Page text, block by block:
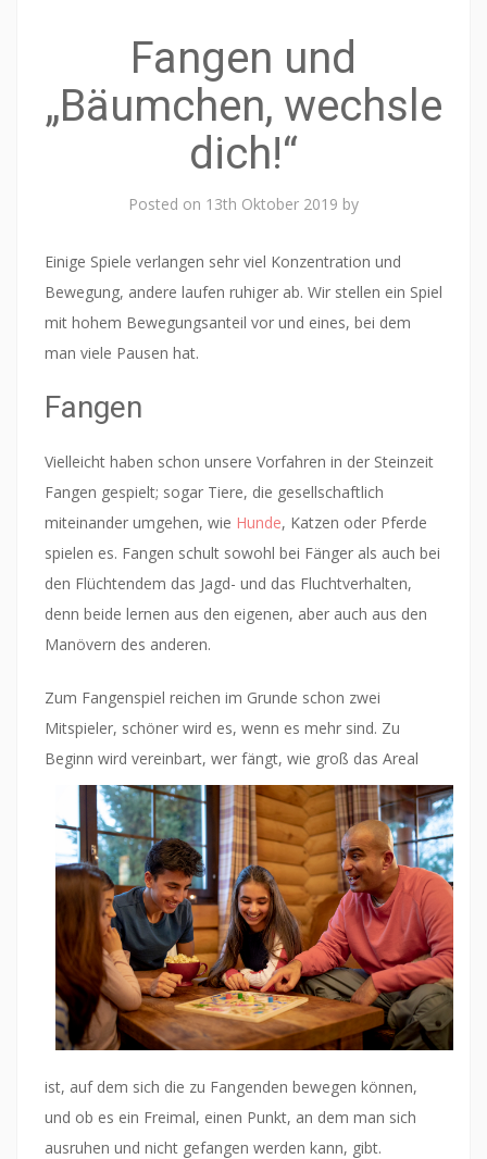
Fangen und
„Bäumchen, wechsle
dich!“
Posted on 13th Oktober 2019 by
Einige Spiele verlangen sehr viel Konzentration und
Bewegung, andere laufen ruhiger ab. Wir stellen ein Spiel
mit hohem Bewegungsanteil vor und eines, bei dem
man viele Pausen hat.
Fangen
Vielleicht haben schon unsere Vorfahren in der Steinzeit
Fangen gespielt; sogar Tiere, die gesellschaftlich
miteinander umgehen, wie Hunde, Katzen oder Pferde
spielen es. Fangen schult sowohl bei Fänger als auch bei
den Flüchtendem das Jagd- und das Fluchtverhalten,
denn beide lernen aus den eigenen, aber auch aus den
Manövern des anderen.
Zum Fangenspiel reichen im Grunde schon zwei
Mitspieler, schöner wird es, wenn es mehr sind. Zu
Beginn wird vereinbart, wer fängt, wie groß das Areal
ist, auf dem sich die zu Fangenden bewegen können,
und ob es ein Freimal, einen Punkt, an dem man sich
ausruhen und nicht gefangen werden kann, gibt.